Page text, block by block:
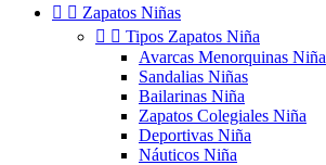
  Zapatos Niñas
  Tipos Zapatos Niña
Avarcas Menorquinas Niña
Sandalias Niñas
Bailarinas Niña
Zapatos Colegiales Niña
Deportivas Niña
Náuticos Niña